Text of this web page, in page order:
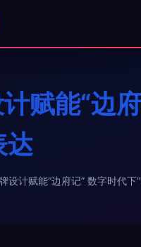
赋能“边
达
设计赋能“边府记” 数字时代